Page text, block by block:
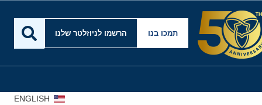
תמכו בנו הרשמו לניוזלטר שלנו
ENGLISH